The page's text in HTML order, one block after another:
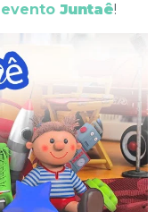
evento Juntaê!